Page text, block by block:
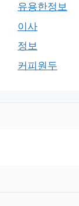
유용한정보
이사
정보
커피원두